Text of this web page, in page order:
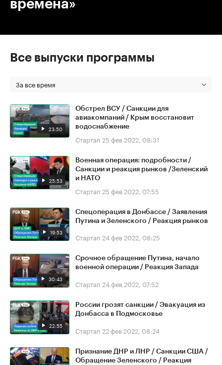
времена»
Все выпуски программы
За все время
23:50
Обстрел ВСУ / Санкции для
авиакомпаний / Крым восстановит
водоснабжение
Стартап 25 фев 2022, 08:31
25:53
Военная операция: подробности /
Санкции и реакция рынков /Зеленский
и НАТО
Стартап 25 фев 2022, 07:55
19:53
Спецоперация в Донбассе / Заявления
Путина и Зеленского / Реакция рынков
Стартап 24 фев 2022, 08:25
30:43
Срочное обращение Путина, начало
военной операции / Реакция Запада
Стартап 24 фев 2022, 07:52
22:55
России грозят санкции / Эвакуация из
Донбасса в Подмосковье
Стартап 22 фев 2022, 08:24
Признание ДНР и ЛНР / Санкции США /
Обращение Зеленского / Реакция